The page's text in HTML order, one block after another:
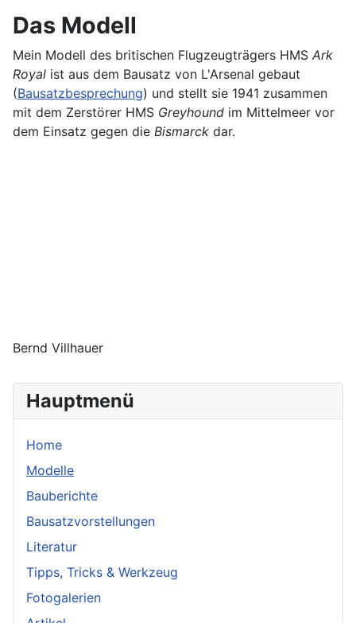
Hauptmenü
Home
Modelle
Bauberichte
Bausatzvorstellungen
Literatur
Tipps, Tricks & Werkzeug
Fotogalerien
Das Modell
Mein Modell des britischen Flugzeugträgers HMS Ark
Royal ist aus dem Bausatz von L'Arsenal gebaut
(Bausatzbesprechung) und stellt sie 1941 zusammen
mit dem Zerstörer HMS Greyhound im Mittelmeer vor
dem Einsatz gegen die Bismarck dar.
Bernd Villhauer